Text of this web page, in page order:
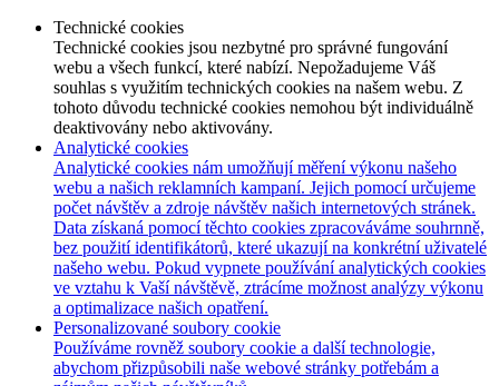
Technické cookies
Technické cookies jsou nezbytné pro správné fungování
webu a všech funkcí, které nabízí. Nepožadujeme Váš
souhlas s využitím technických cookies na našem webu. Z
tohoto důvodu technické cookies nemohou být individuálně
deaktivovány nebo aktivovány.
Analytické cookies
Analytické cookies nám umožňují měření výkonu našeho
webu a našich reklamních kampaní. Jejich pomocí určujeme
počet návštěv a zdroje návštěv našich internetových stránek.
Data získaná pomocí těchto cookies zpracováváme souhrnně,
bez použití identifikátorů, které ukazují na konkrétní uživatelé
našeho webu. Pokud vypnete používání analytických cookies
ve vztahu k Vaší návštěvě, ztrácíme možnost analýzy výkonu
a optimalizace našich opatření.
Personalizované soubory cookie
Používáme rovněž soubory cookie a další technologie,
abychom přizpůsobili naše webové stránky potřebám a